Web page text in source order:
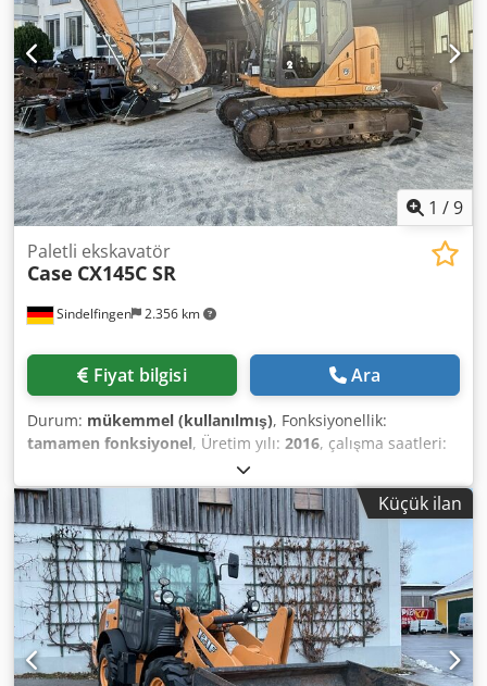
Tank üreticisi: Samson Tank kapasitesi: 8000 L Yüksek
basınçlı pompa: 2 x HPP Yüksek basınç kapasitesi: 122 l/dk
- 130 bar Vakum pompası: Samson Uzaktan kumanda: ?
1 /9
Sindelfingen 2.356 km
Paletli ekskavatör
Case CX145C SR
Fiyat bilgisi Ara
Durum: mükemmel (kullanılmış), Fonksiyonellik:
tamamen fonksiyonel, Üretim yılı: 2016, çalışma saatleri:
, * 11.500 saat * Çalışma ağırlığı 15.700 kg * Motor
gücü 77 kW * Yol tipi palet (roadliner) * Hidrolik hızlı
bağlantı aparatı Chsdpfx Absy Rm H Esroa * Klima sistemi
Küçük ilan